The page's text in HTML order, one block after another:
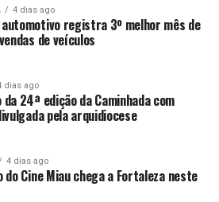
4 dias ago
registra 3º melhor mês de
de veículos
dias ago
24ª edição da Caminhada com
pela arquidiocese
4 dias ago
do Cine Miau chega a Fortaleza neste